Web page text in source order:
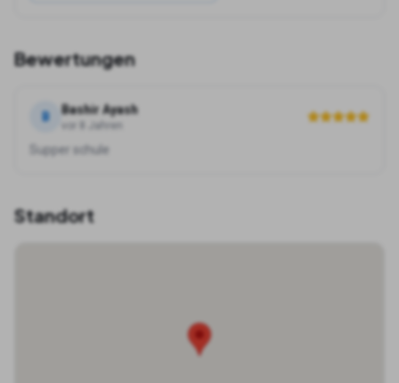
Bewertungen
B Bashir Ayash
vor 8 Jahren
Supper schule
Standort